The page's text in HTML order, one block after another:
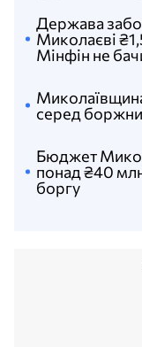
Бюджет
понад ₴40
боргу
серед
Держава
Миколаєві
Мінфін не